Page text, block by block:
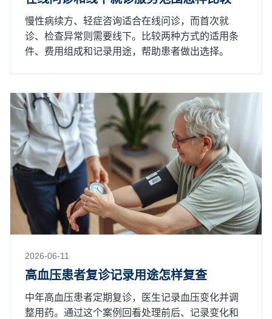
慢性病续方、轻症咨询适合在线问诊，而首次就
诊、检查异常则需要线下。比较两种方式的适用条
件、费用组成和记录用途，帮助患者做出选择。
2026-06-11
高血压患者复诊记录用途怎样复查
中年高血压患者定期复诊，医生记录血压变化并调
整用药。通过这个案例回看处理前后、记录变化和